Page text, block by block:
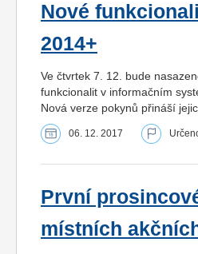
Nové
2014+
Ve čtvrtek 7. 12. bude
funkcionalit v informačním
Nová verze pokynů přináší
06. 12. 2017
První
místních